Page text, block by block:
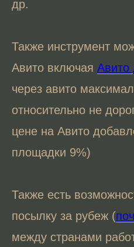
др.
Также инструмент
Авито включая Авито
через авито
относительно не
цене на Авито
площадки 9%)
Также есть
посылку за рубеж (
между странами